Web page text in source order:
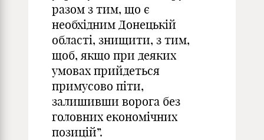
разом з тим, що є
необхідним Донецькій
області, знищити, з тим,
щоб, якщо при деяких
умовах прийдеться
примусово піти,
залишивши ворога без
головних економічних
позицій”.